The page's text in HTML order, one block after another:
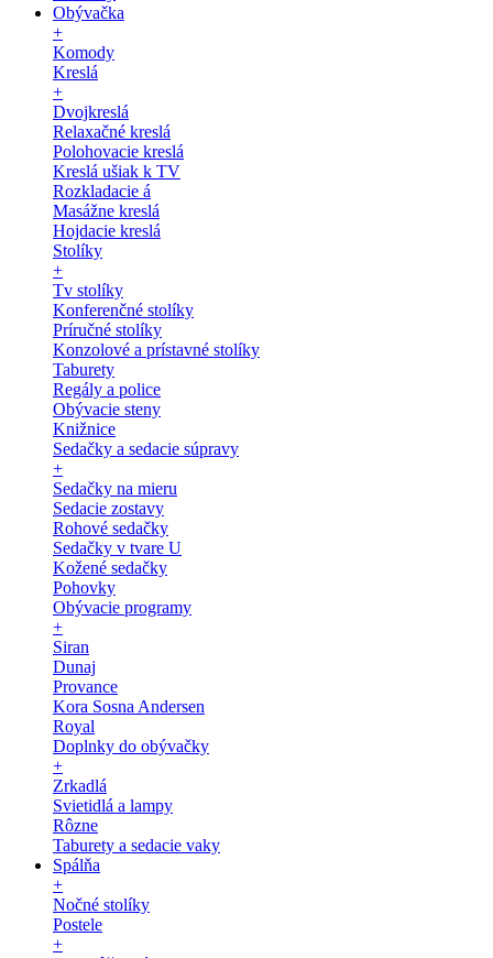
Obývačka
+
Komody
Kreslá
+
Dvojkreslá
Relaxačné kreslá
Polohovacie kreslá
Kreslá ušiak k TV
Rozkladacie á
Masážne kreslá
Hojdacie kreslá
Stolíky
+
Tv stolíky
Konferenčné stolíky
Príručné stolíky
Konzolové a prístavné stolíky
Taburety
Regály a police
Obývacie steny
Knižnice
Sedačky a sedacie súpravy
+
Sedačky na mieru
Sedacie zostavy
Rohové sedačky
Sedačky v tvare U
Kožené sedačky
Pohovky
Obývacie programy
+
Siran
Dunaj
Provance
Kora Sosna Andersen
Royal
Doplnky do obývačky
+
Zrkadlá
Svietidlá a lampy
Rôzne
Taburety a sedacie vaky
Spálňa
+
Nočné stolíky
Postele
+